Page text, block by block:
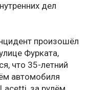
дел
произошёл
Фурката,
что 35-летний
автомобиля